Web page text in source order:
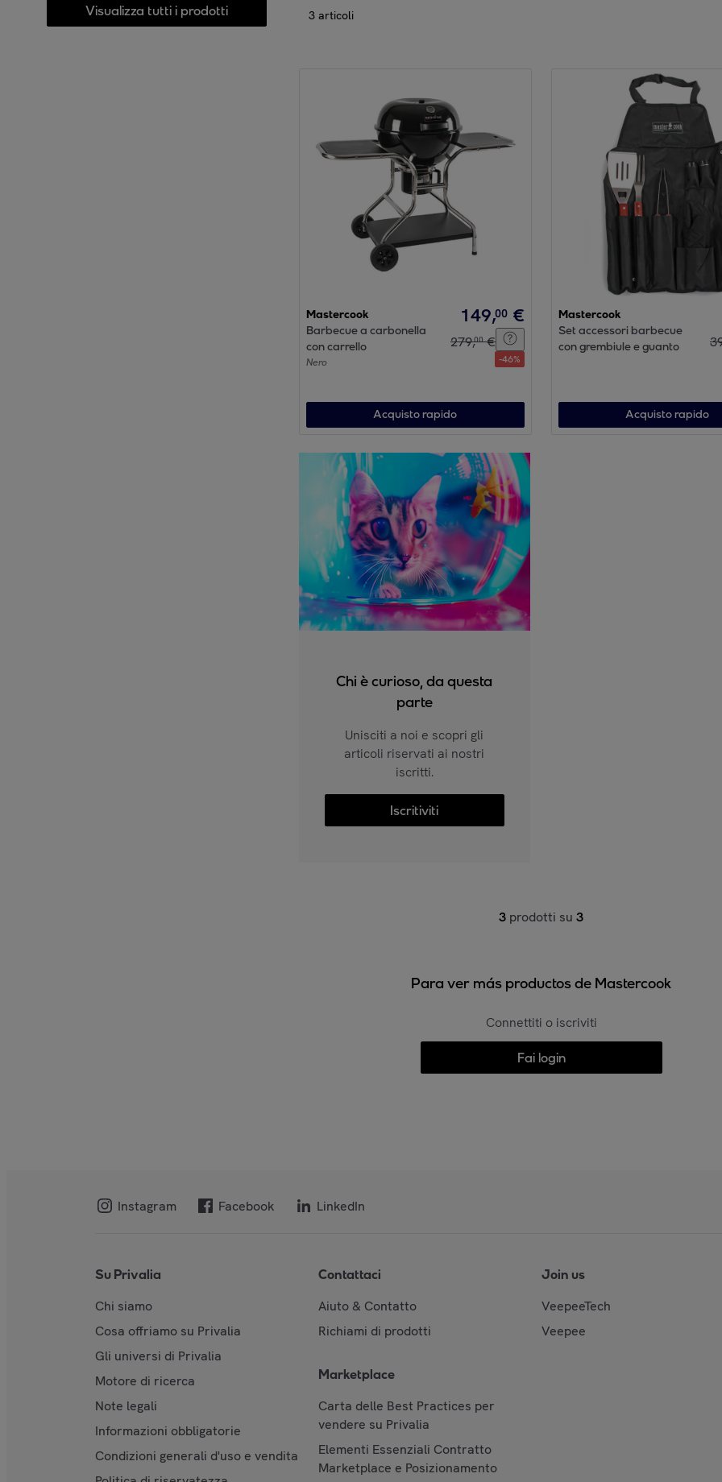
Visualizza tutti i prodotti 3 articoli
Mastercook
Barbecue a carbonella
con carrello
Nero
149,00 €
279,00 €
-46%
Acquisto rapido
Mastercook
Set accessori barbecue
con grembiule e guanto
Acquisto rapido
Chi è curioso, da questa
parte
Unisciti a noi e scopri gli
articoli riservati ai nostri
iscritti.
Iscritiviti
3 prodotti su 3
Para ver más productos de Mastercook
Connettiti o iscriviti
Fai login
Instagram Facebook LinkedIn
Su Privalia
Chi siamo
Cosa offriamo su Privalia
Gli universi di Privalia
Motore di ricerca
Note legali
Informazioni obbligatorie
Condizioni generali d'uso e vendita
Contattaci
Aiuto & Contatto
Richiami di prodotti
Marketplace
Carta delle Best Practices per
vendere su Privalia
Elementi Essenziali Contratto
Marketplace e Posizionamento
Join us
VeepeeTech
Veepee